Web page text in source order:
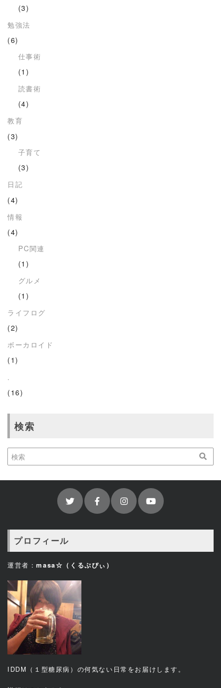
(3)
勉強法
(6)
仕事術
(1)
読書術
(4)
教育
(3)
子育て
(3)
日記
(4)
情報
(4)
PC関連
(1)
グルメ
(1)
ライフログ
(2)
ボーカロイド
(1)
.
(16)
検索
プロフィール
運営者：masa☆（くるぷぴぃ）
IDDM（１型糖尿病）の何気ない日常をお届けします。